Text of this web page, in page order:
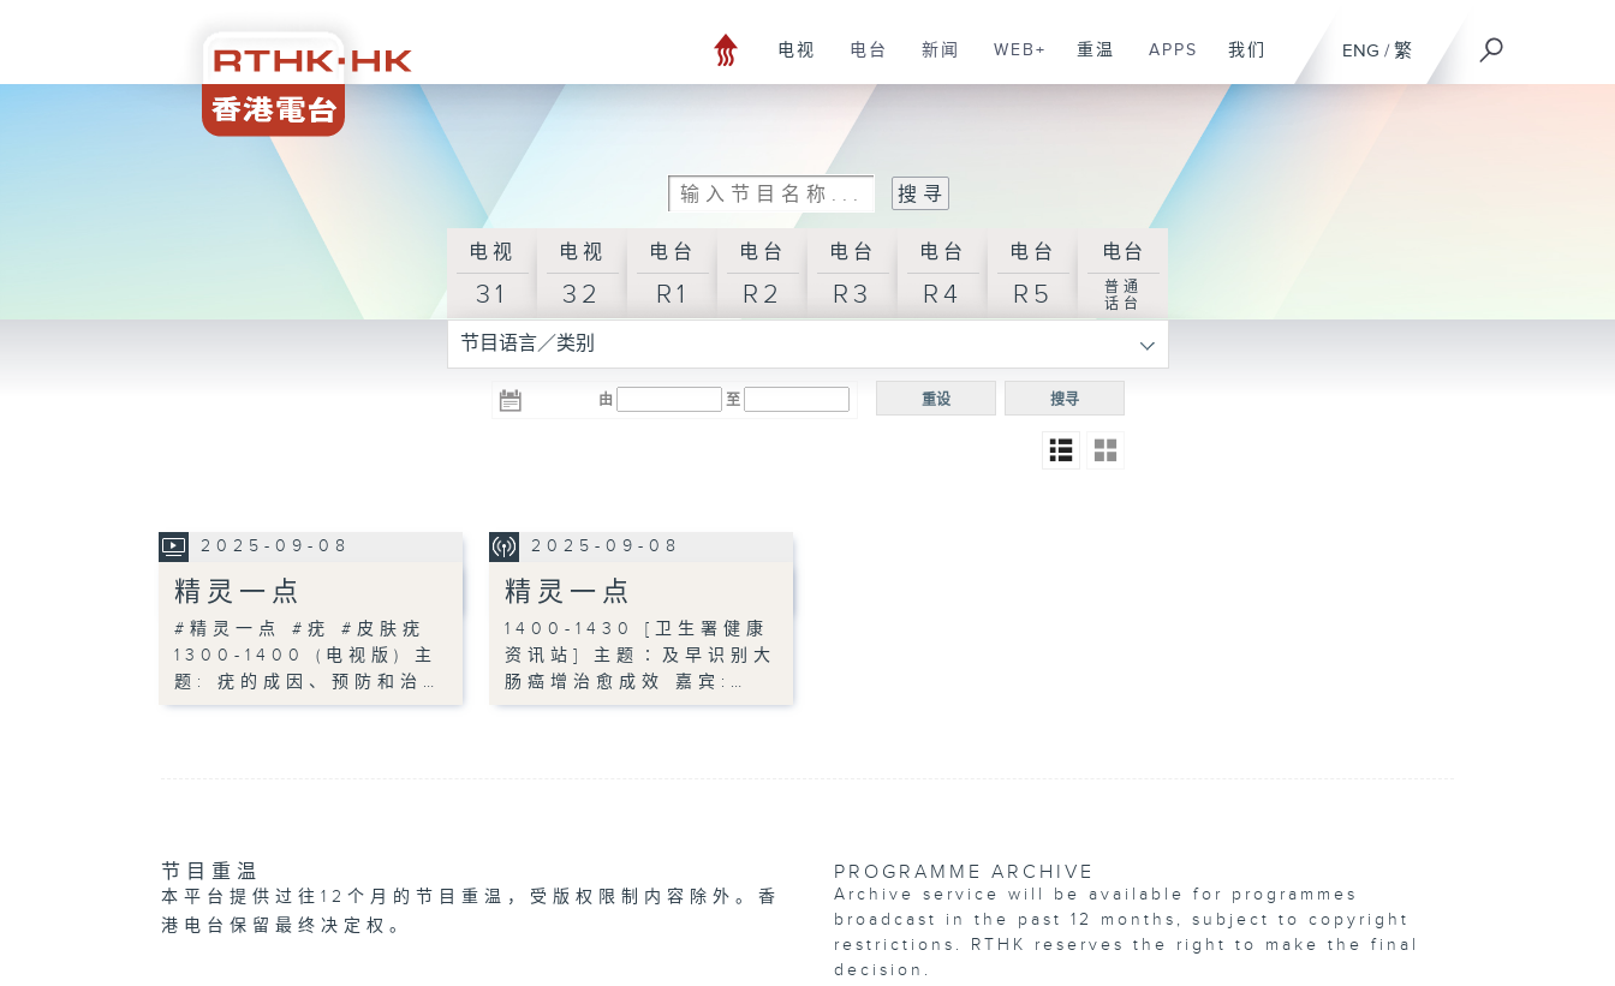
ENG / 繁
电视 电台 新闻 WEB+ 重温 APPS 我们
电视
31
电视
32
电台
R1
电台
R2
电台
R3
电台
R4
电台
R5
电台
普通
话台
节目语言／类别
由 至 搜寻
重设
2025-09-08
精灵一点
#精灵一点 #疣 #皮肤疣
1300-1400 (电视版) 主
题: 疣的成因、预防和治…
2025-09-08
精灵一点
1400-1430 [卫生署健康
资讯站] 主题∶及早识别大
肠癌增治愈成效 嘉宾:…
节目重温
本平台提供过往12个月的节目重温，受版权限制内容除外。香
港电台保留最终决定权。
PROGRAMME ARCHIVE
Archive service will be available for programmes
broadcast in the past 12 months, subject to copyright
restrictions. RTHK reserves the right to make the final
decision.